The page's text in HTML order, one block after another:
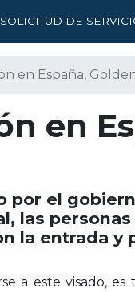
SOLICITUD DE
en España,
en
por el
las
la entrada y
a este visado,